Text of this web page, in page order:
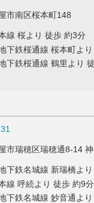
市南区桜本町148
線 桜より 徒歩 約3分
下鉄桜通線 桜本町よ
下鉄桜通線 鶴里より
市瑞穂区瑞穂通8-14
下鉄名城線 新瑞橋よ
線 呼続より 徒歩 約9分
下鉄名城線 妙音通よ